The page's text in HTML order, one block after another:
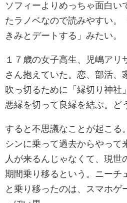
ソフィーよりめっちゃ面白い
たラノベなので読みやすい。
きみとデートする」みたい。
１７歳の女子高生、児嶋アリ
さん抱えていた。恋、部活、
吹っ切るために「縁切り神社
悪縁を切って良縁を結ぶ。ど
すると不思議なことが起こる
シンに乗って過去からやって
人が来るんじゃなくて、現世
期間乗り移るという。ニーチ
と乗り移ったのは、スマホゲ